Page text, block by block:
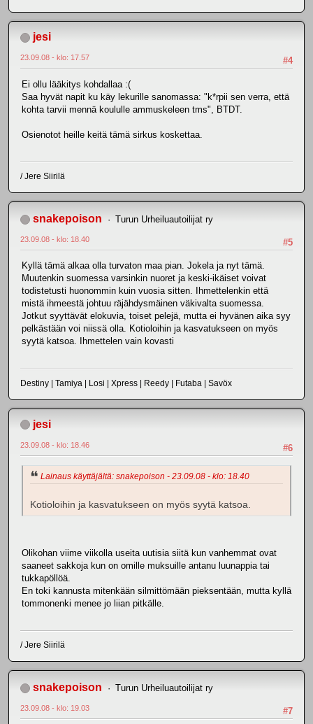
jesi
#4
23.09.08 - klo: 17.57
Ei ollu lääkitys kohdallaa :(
Saa hyvät napit ku käy lekurille sanomassa: "k*rpii sen verra, että
kohta tarvii mennä koululle ammuskeleen tms", BTDT.
Osienotot heille keitä tämä sirkus koskettaa.
/ Jere Siirilä
snakepoison Turun Urheiluautoilijat ry
#5
23.09.08 - klo: 18.40
Kyllä tämä alkaa olla turvaton maa pian. Jokela ja nyt tämä.
Muutenkin suomessa varsinkin nuoret ja keski-ikäiset voivat
todistetusti huonommin kuin vuosia sitten. Ihmettelenkin että
mistä ihmeestä johtuu räjähdysmäinen väkivalta suomessa.
Jotkut syyttävät elokuvia, toiset pelejä, mutta ei hyvänen aika syy
pelkästään voi niissä olla. Kotioloihin ja kasvatukseen on myös
syytä katsoa. Ihmettelen vain kovasti
Destiny | Tamiya | Losi | Xpress | Reedy | Futaba | Savöx
jesi
#6
23.09.08 - klo: 18.46
Lainaus käyttäjältä: snakepoison - 23.09.08 - klo: 18.40
Kotioloihin ja kasvatukseen on myös syytä katsoa.
Olikohan viime viikolla useita uutisia siitä kun vanhemmat ovat
saaneet sakkoja kun on omille muksuille antanu luunappia tai
tukkapöllöä.
En toki kannusta mitenkään silmittömään pieksentään, mutta kyllä
tommonenki menee jo liian pitkälle.
/ Jere Siirilä
snakepoison Turun Urheiluautoilijat ry
#7
23.09.08 - klo: 19.03